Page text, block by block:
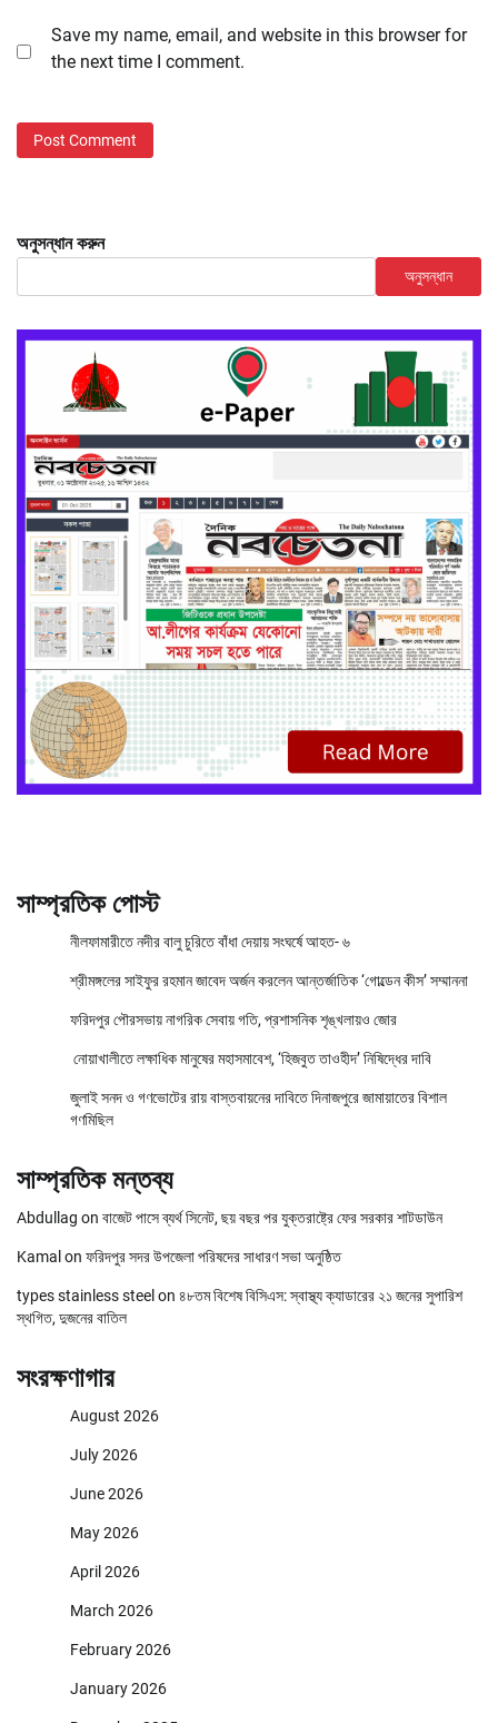
Save my name, email, and website in this browser for
the next time I comment.
অনুসন্ধান করুন
অনুসন্ধান
সাম্প্রতিক পোস্ট
নীলফামারীতে নদীর বালু চুরিতে বাঁধা দেয়ায় সংঘর্ষে আহত- ৬
শ্রীমঙ্গলের সাইফুর রহমান জাবেদ অর্জন করলেন আন্তর্জাতিক ‘গোল্ডেন কীস’ সম্মাননা
ফরিদপুর পৌরসভায় নাগরিক সেবায় গতি, প্রশাসনিক শৃঙ্খলায়ও জোর
নোয়াখালীতে লক্ষাধিক মানুষের মহাসমাবেশ, ‘হিজবুত তাওহীদ’ নিষিদ্ধের দাবি
জুলাই সনদ ও গণভোটের রায় বাস্তবায়নের দাবিতে দিনাজপুরে জামায়াতের বিশাল
গণমিছিল
সাম্প্রতিক মন্তব্য
Abdullag on বাজেট পাসে ব্যর্থ সিনেট, ছয় বছর পর যুক্তরাষ্ট্রে ফের সরকার শাটডাউন
Kamal on ফরিদপুর সদর উপজেলা পরিষদের সাধারণ সভা অনুষ্ঠিত
types stainless steel on ৪৮তম বিশেষ বিসিএস: স্বাস্থ্য ক্যাডারের ২১ জনের সুপারিশ
স্থগিত, দুজনের বাতিল
সংরক্ষণাগার
August 2026
July 2026
June 2026
May 2026
April 2026
March 2026
February 2026
January 2026